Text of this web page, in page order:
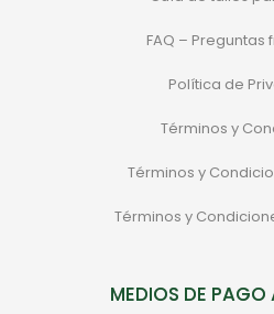
FAQ – Preguntas
Política de
Términos y
Términos y
Términos y
MEDIOS DE